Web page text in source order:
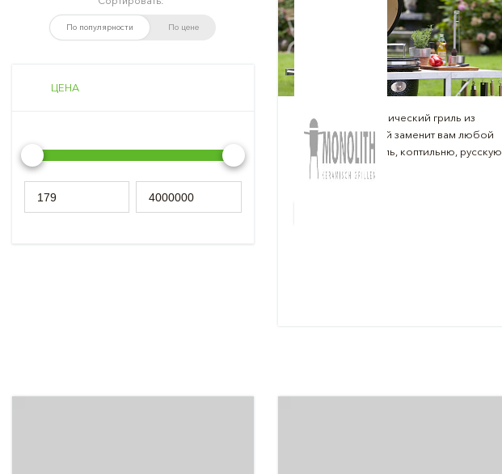
По популярности По цене
ЦЕНА
Уникальный керамический гриль из
германии, который заменит вам любой
современный гриль, коптильню, русскую
печь и духовку.